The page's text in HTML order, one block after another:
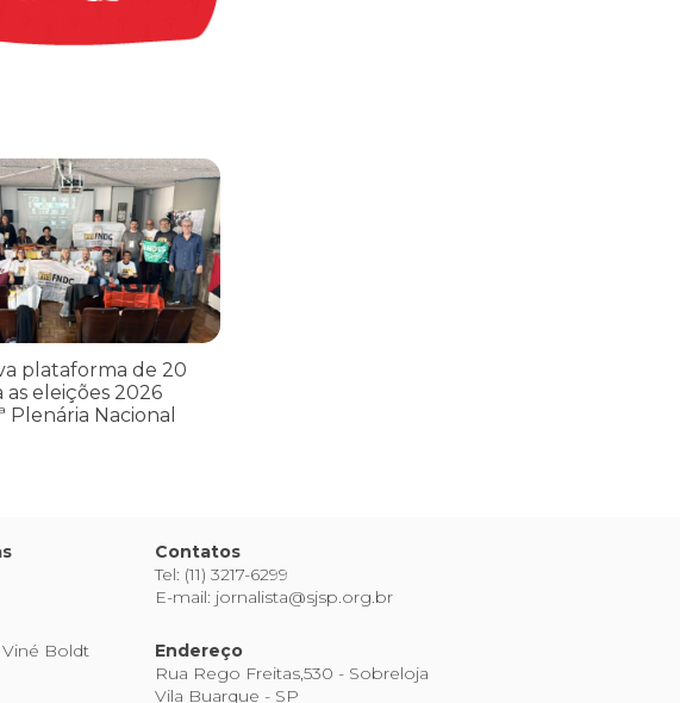
irregularidades
de 20 pontos para as eleições 2026 durante 27ª Plenária Nacional
plataforma de 20
as eleições 2026
Plenária Nacional
Boldt
Contatos
Tel: (11) 3217-6299
E-mail: jornalista@sjsp.org.br
Endereço
Rua Rego Freitas,530 - Sobreloja
Vila Buarque - SP